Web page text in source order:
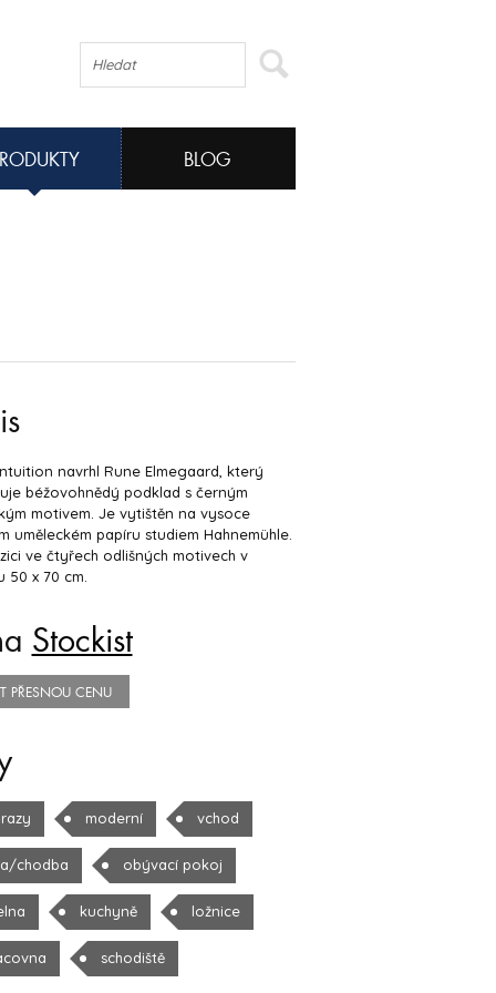
BLOG
navrhl Rune Elmegaard, který
béžovohnědý podklad s černým
motivem. Je vytištěn na vysoce
uměleckém papíru studiem Hahnemühle.
ve čtyřech odlišných motivech v
50 x 70 cm.
Stockist
PŘESNOU CENU
moderní vchod
chodba obývací pokoj
kuchyně ložnice
schodiště